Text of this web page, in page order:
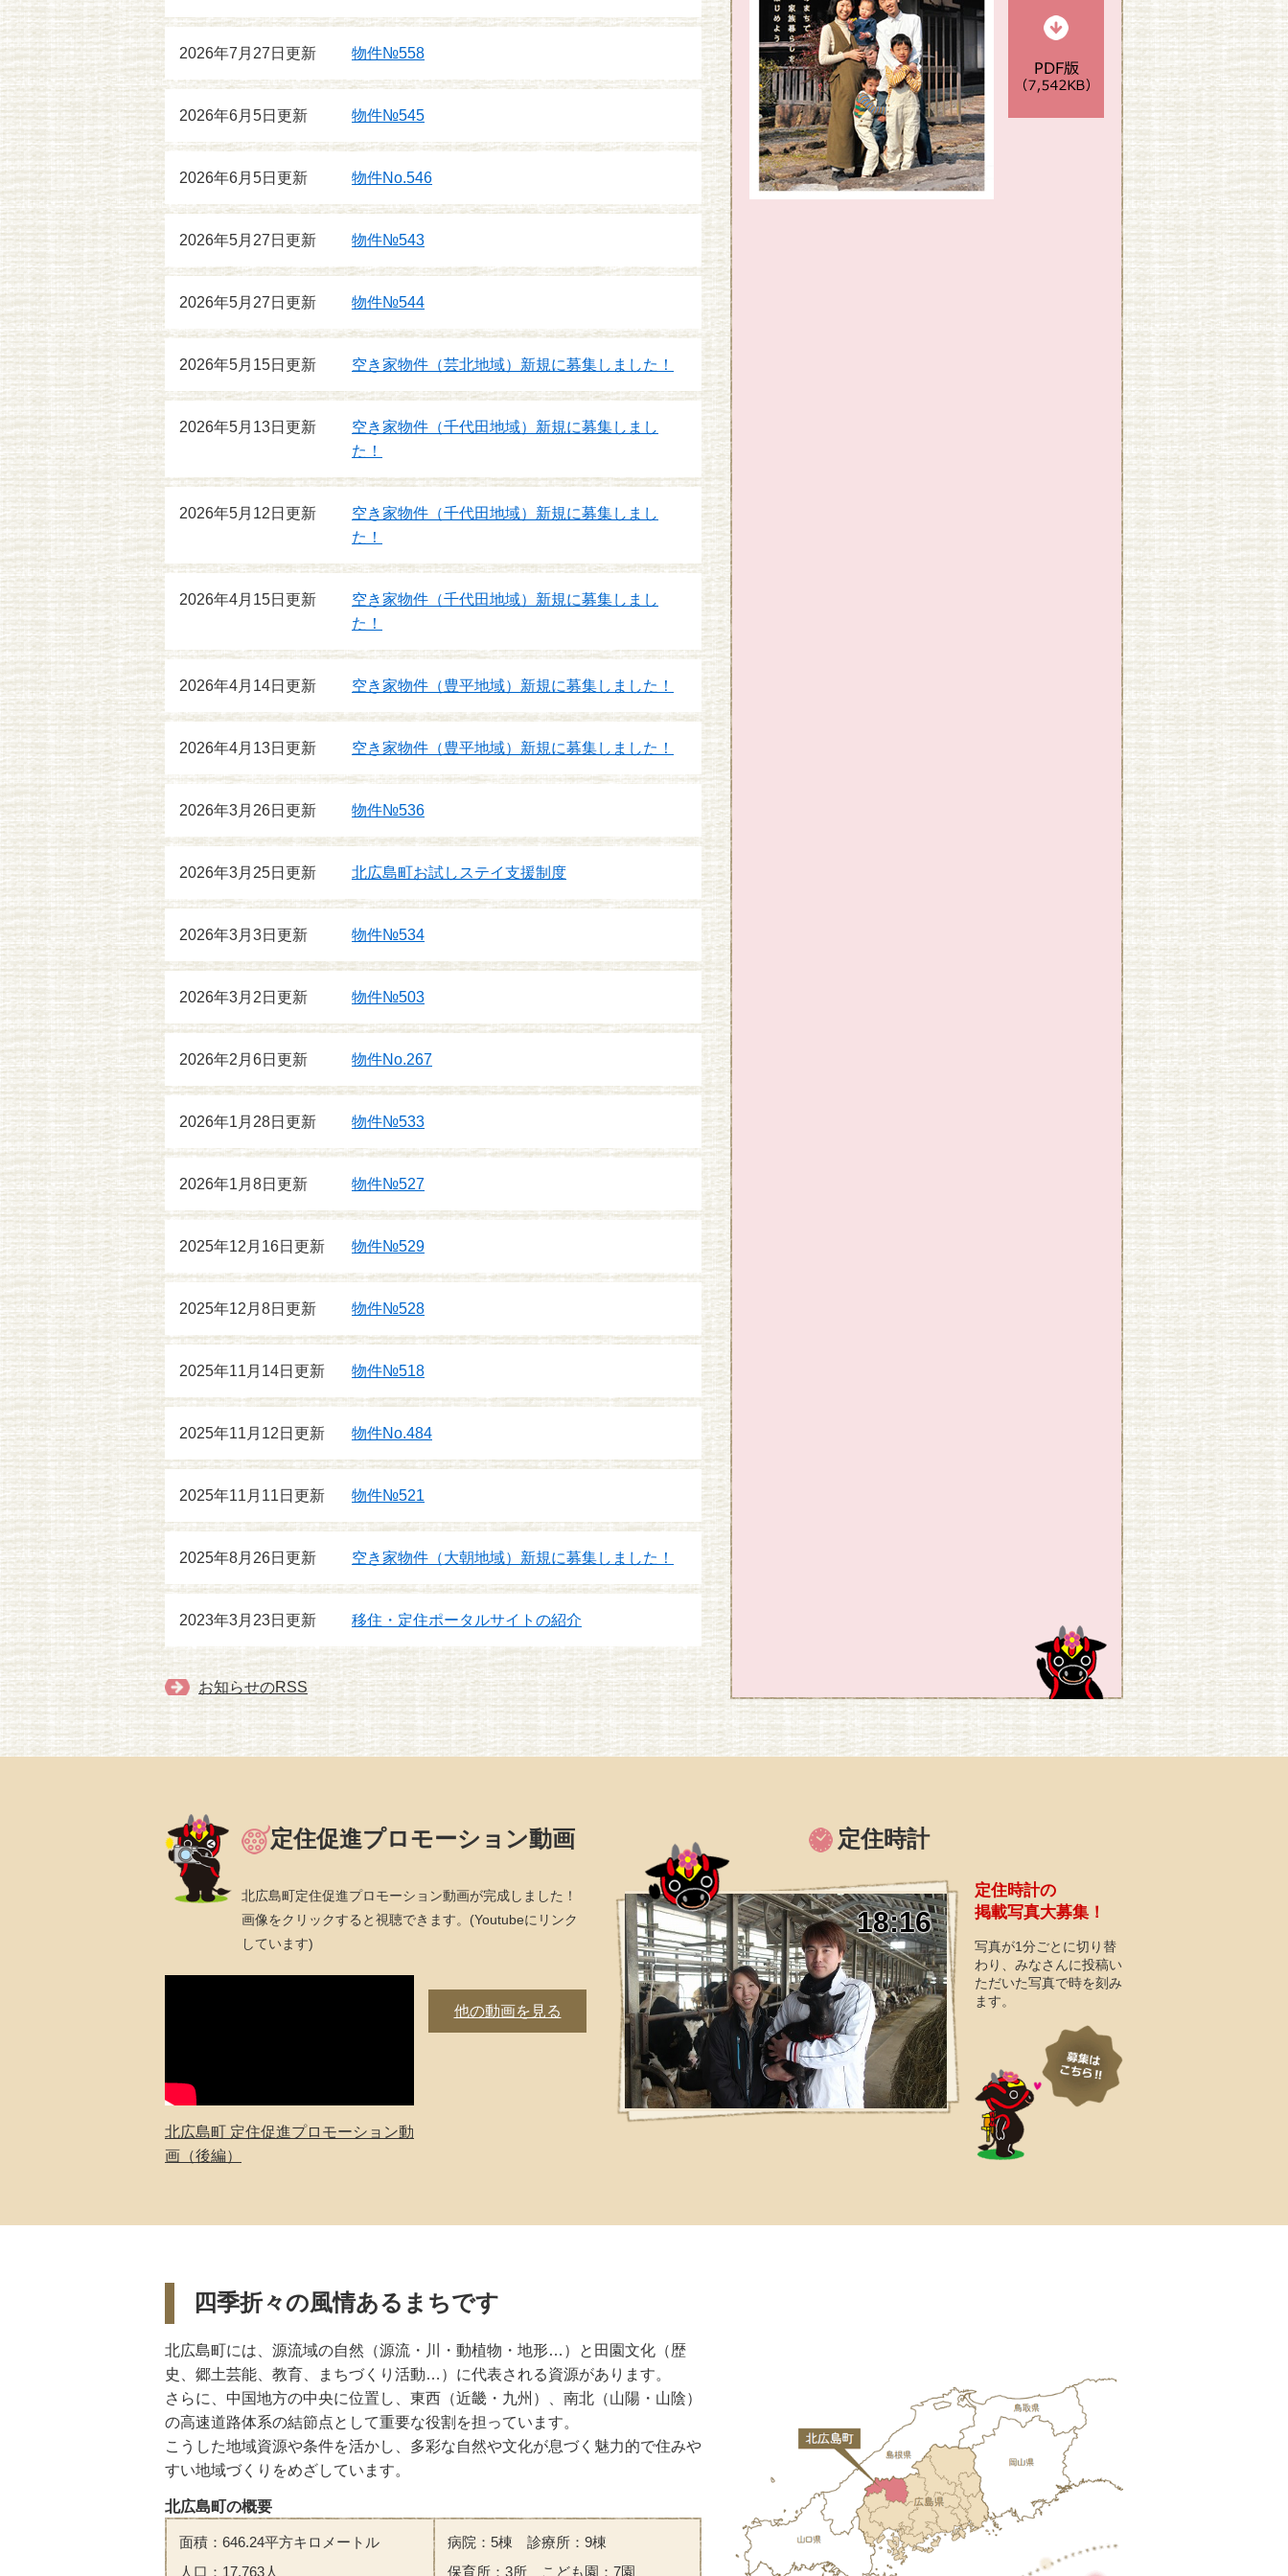
2026年7月27日更新 物件№558
2026年6月5日更新 物件№545
2026年6月5日更新 物件No.546
2026年5月27日更新 物件№543
2026年5月27日更新 物件№544
2026年5月15日更新 空き家物件（芸北地域）新規に募集しました！
2026年5月13日更新
空き家物件（千代田地域）新規に募集しまし
た！
2026年5月12日更新
空き家物件（千代田地域）新規に募集しまし
た！
2026年4月15日更新
空き家物件（千代田地域）新規に募集しまし
た！
2026年4月14日更新 空き家物件（豊平地域）新規に募集しました！
2026年4月13日更新 空き家物件（豊平地域）新規に募集しました！
2026年3月26日更新 物件№536
2026年3月25日更新 北広島町お試しステイ支援制度
2026年3月3日更新 物件№534
2026年3月2日更新 物件№503
2026年2月6日更新 物件No.267
2026年1月28日更新 物件№533
2026年1月8日更新 物件№527
2025年12月16日更新 物件№529
2025年12月8日更新 物件№528
2025年11月14日更新 物件№518
2025年11月12日更新 物件No.484
2025年11月11日更新 物件№521
2025年8月26日更新 空き家物件（大朝地域）新規に募集しました！
2023年3月23日更新 移住・定住ポータルサイトの紹介
お知らせのRSS
定住促進プロモーション動画
北広島町定住促進プロモーション動画が完成しました！
画像をクリックすると視聴できます。(Youtubeにリンク
しています)
北広島町 定住促進プロモーション動
画（後編）
他の動画を見る
定住時計
18:16
定住時計の
掲載写真大募集！
写真が1分ごとに切り替
わり、みなさんに投稿い
ただいた写真で時を刻み
ます。
四季折々の風情あるまちです
北広島町には、源流域の自然（源流・川・動植物・地形…）と田園文化（歴
史、郷土芸能、教育、まちづくり活動…）に代表される資源があります。
さらに、中国地方の中央に位置し、東西（近畿・九州）、南北（山陽・山陰）
の高速道路体系の結節点として重要な役割を担っています。
こうした地域資源や条件を活かし、多彩な自然や文化が息づく魅力的で住みや
すい地域づくりをめざしています。
北広島町の概要
面積：646.24平方キロメートル
人口：17,763人
病院：5棟 診療所：9棟
保育所：3所 こども園：7園